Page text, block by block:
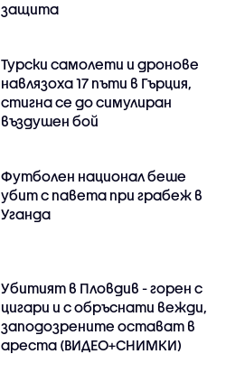
защита
Турски самолети и дронове
навлязоха 17 пъти в Гърция,
стигна се до симулиран
въздушен бой
Футболен национал беше
убит с павета при грабеж в
Уганда
Убитият в Пловдив - горен с
цигари и с обръснати вежди,
заподозрените остават в
ареста (ВИДЕО+СНИМКИ)